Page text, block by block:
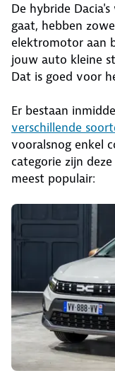
De hybride
gaat, hebben
elektromotor aan
jouw auto kleine
Dat is goed voor
Er bestaan
verschillende
vooralsnog enkel
categorie zijn
meest populair: